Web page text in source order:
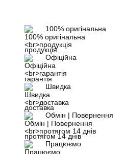
100% оригінальна
продукція
Офіційна
гарантія
Швидка
доставка
Обмін | Повернення
протягом 14 днів
Працюємо